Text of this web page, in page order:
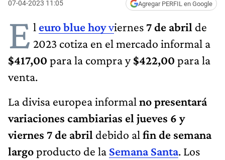
07-04-2023 11:05 Agregar PERFIL en Google
E l euro blu​e hoyviernes 7 de abril de
2023 cotiza en el mercado informal a
$417,00 para la compra y$422,00 para la
venta.
La divisa europea informal no presentará
variaciones cambiarias el jueves 6 y
viernes 7 de abril debido al fin de semana
largoproducto de la Semana Santa. Los